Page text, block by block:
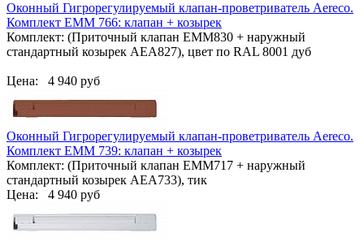
Оконный Гигрорегулируемый клапан-проветриватель Aereco.
Комплект EMM 766: клапан + козырек
Комплект: (Приточный клапан ЕММ830 + наружный
стандартный козырек АЕА827), цвет по RAL 8001 дуб
Цена: 4 940 руб
Оконный Гигрорегулируемый клапан-проветриватель Aereco.
Комплект EMM 739: клапан + козырек
Комплект: (Приточный клапан ЕММ717 + наружный
стандартный козырек АЕА733), тик
Цена: 4 940 руб